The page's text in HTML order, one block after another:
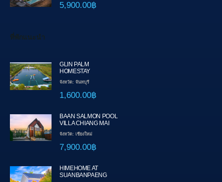
5,900.00฿
ที่พักแนะนำ
GLIN PALM
HOMESTAY
จังหวัด: จันทบุรี
1,600.00฿
BAAN SALMON POOL
VILLA CHIANG MAI
จังหวัด: เชียงใหม่
7,900.00฿
HIMEHOME AT
SUANBANPAENG